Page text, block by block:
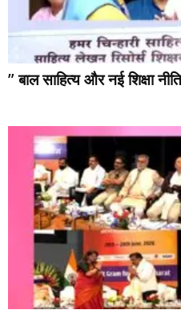
” बाल साहित्य और नई शिक्षा